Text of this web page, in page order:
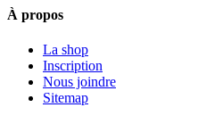
À propos
La shop
Inscription
Nous joindre
Sitemap